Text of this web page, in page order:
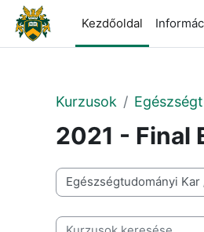
Tovább a fő tartalomhoz
Kezdőoldal
Kurzusok
2021 - Final
Kurzuskategóriák
Kurzusok keresése